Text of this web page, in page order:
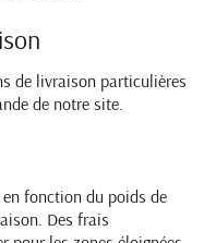
de livraison particulières
de notre site.
fonction du poids de
Des frais